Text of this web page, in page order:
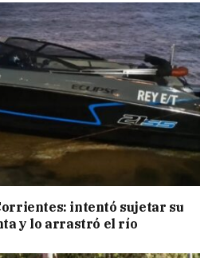
intentó sujetar su
y lo arrastró el río